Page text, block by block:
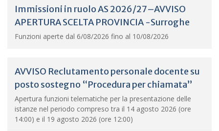
Immissioni in ruolo AS 2026/27–AVVISO
APERTURA SCELTA PROVINCIA -Surroghe
Funzioni aperte dal 6/08/2026 fino al 10/08/2026
AVVISO Reclutamento personale docente su
posto sostegno “Procedura per chiamata”
Apertura funzioni telematiche per la presentazione delle
istanze nel periodo compreso tra il 14 agosto 2026 (ore
14:00) e il 19 agosto 2026 (ore 12:00)